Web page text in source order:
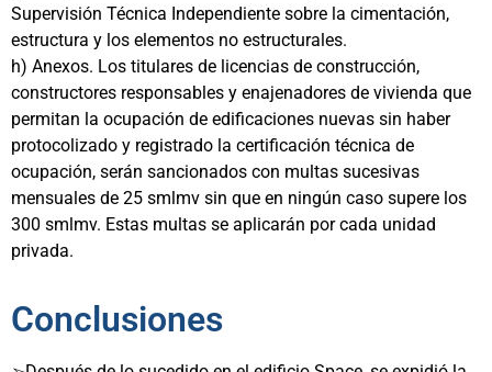
Supervisión Técnica Independiente sobre la cimentación,
estructura y los elementos no estructurales.
h) Anexos. Los titulares de licencias de construcción,
constructores responsables y enajenadores de vivienda que
permitan la ocupación de edificaciones nuevas sin haber
protocolizado y registrado la certificación técnica de
ocupación, serán sancionados con multas sucesivas
mensuales de 25 smlmv sin que en ningún caso supere los
300 smlmv. Estas multas se aplicarán por cada unidad
privada.
Conclusiones